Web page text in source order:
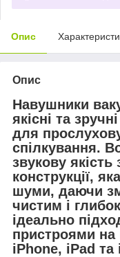
Опис
Опис
Навушники
якісні та
для
спілкування.
звукову якість
конструкції,
шуми, даючи
чистим і
ідеально
пристроями на
iPhone, iPad та